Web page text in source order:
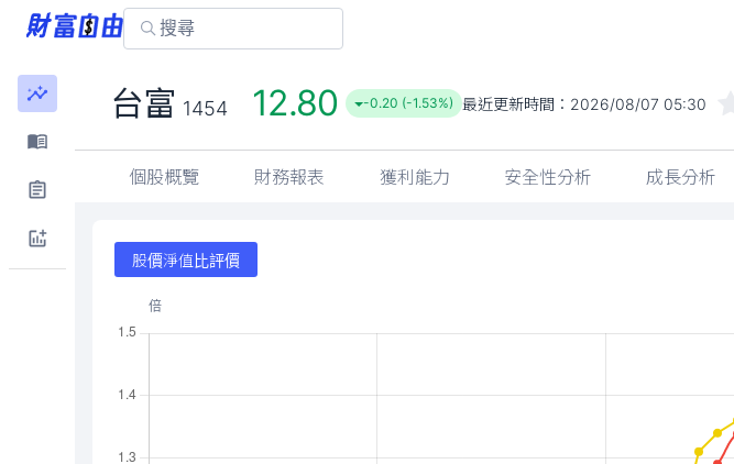
台富 1454 12.80 -0.20 (-1.53%) 最近更新時間： 2026/08/07 05:30
個股概覽 財務報表 獲利能力 安全性分析 成長分析
股價淨值比評價